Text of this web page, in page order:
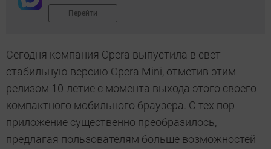
Перейти
Сегодня компания Opera выпустила в свет
стабильную версию Opera Mini, отметив этим
релизом 10-летие с момента выхода этого своего
компактного мобильного браузера. С тех пор
приложение существенно преобразилось,
предлагая пользователям больше возможностей